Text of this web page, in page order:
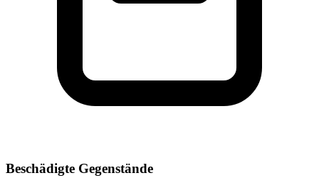
Beschädigte Gegenstände